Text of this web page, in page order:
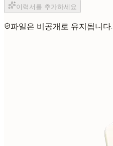
이력서를 추가하세요
파일은 비공개로 유지됩니다.